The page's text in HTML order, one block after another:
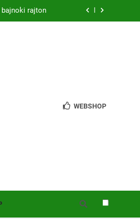
az Érdi VSE!
Kupában
Érdi VSE!
Érden
WEBSHOP